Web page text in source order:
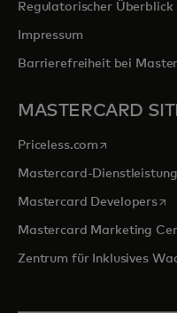
Regulatorischer Überblick
Impressum
Barrierefreiheit bei
MASTERCARD
Priceless.com wird in einer
Mastercard-
Mastercard Developers
Mastercard Marketing
Zentrum für Inklusives